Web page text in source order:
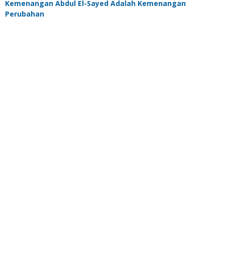
Kemenangan Abdul El-Sayed Adalah Kemenangan
Perubahan